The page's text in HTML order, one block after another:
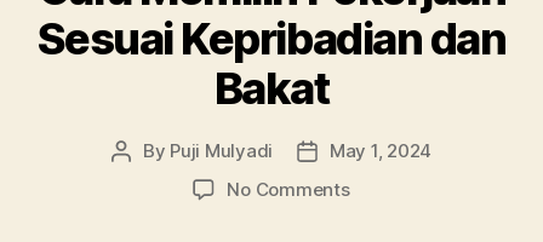
Sesuai Kepribadian dan
Bakat
Post
By Puji Mulyadi
PostMay 1, 2024
No Commentson